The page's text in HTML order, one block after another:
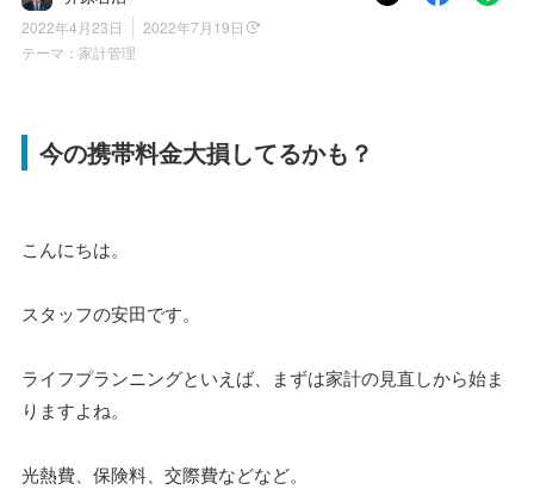
2022年4月23日
2022年7月19日
テーマ： 家計管理
今の携帯料金大損してるかも？
こんにちは。
スタッフの安田です。
ライフプランニングといえば、まずは家計の見直しから始ま
りますよね。
光熱費、保険料、交際費などなど。